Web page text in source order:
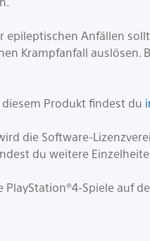
Anfällen
Krampfanfall
Produkt findest du
die Software-
du weitere
Spiele auf